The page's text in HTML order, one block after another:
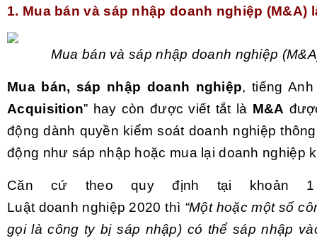
1. Mua bán và sáp nhập doanh nghiệp (M&A)
Mua bán và sáp nhập doanh nghiệp (
Mua bán, sáp nhập doanh nghiệp, tiếng Anh
Acquisition” hay còn được viết tắt là M&A
động dành quyền kiểm soát doanh nghiệp
động như sáp nhập hoặc mua lại doanh nghiệp
Căn cứ theo quy định tại khoản
Luật doanh nghiệp 2020 thì “Một hoặc một số
gọi là công ty bị sáp nhập) có thể sáp nhập